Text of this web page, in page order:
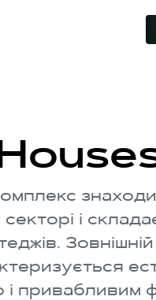
і
і привабливим